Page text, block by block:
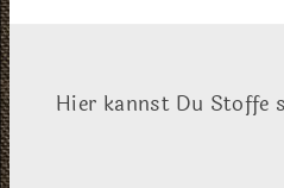
Hier kannst Du Stoffe